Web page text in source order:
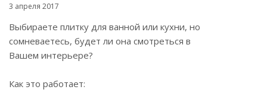
3 апреля 2017
Выбираете плитку для ванной или кухни, но
сомневаетесь, будет ли она смотреться в
Вашем интерьере?
Как это работает: